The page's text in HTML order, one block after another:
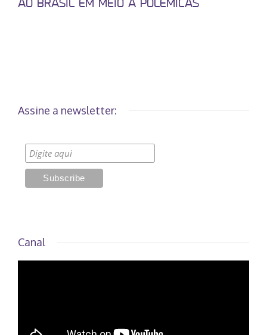
AO BRASIL EM MEIO A POLÊMICAS
Assine a newsletter:
Canal